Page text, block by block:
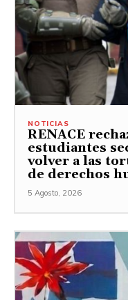
NOTICIAS
RENACE
estudiantes
volver a las
de derechos
5 Agosto, 2026